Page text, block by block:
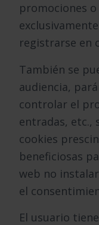
promociones
registrarse en
También se
audiencia,
controlar el
entradas, etc.,
cookies
beneficiosas
web no
el
El usuario